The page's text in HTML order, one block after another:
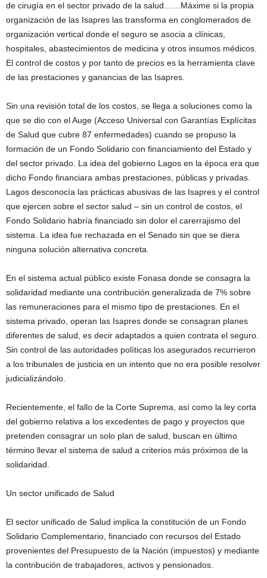
de cirugía en el sector privado de la salud……Máxime si la propia
organización de las Isapres las transforma en conglomerados de
organización vertical donde el seguro se asocia a clínicas,
hospitales, abastecimientos de medicina y otros insumos médicos.
El control de costos y por tanto de precios es la herramienta clave
de las prestaciones y ganancias de las Isapres.
Sin una revisión total de los costos, se llega a soluciones como la
que se dio con el Auge (Acceso Universal con Garantías Explícitas
de Salud que cubre 87 enfermedades) cuando se propuso la
formación de un Fondo Solidario con financiamiento del Estado y
del sector privado. La idea del gobierno Lagos en la época era que
dicho Fondo financiara ambas prestaciones, públicas y privadas.
Lagos desconocía las prácticas abusivas de las Isapres y el control
que ejercen sobre el sector salud – sin un control de costos, el
Fondo Solidario habría financiado sin dolor el carerrajismo del
sistema. La idea fue rechazada en el Senado sin que se diera
ninguna solución alternativa concreta.
En el sistema actual público existe Fonasa donde se consagra la
solidaridad mediante una contribución generalizada de 7% sobre
las remuneraciones para el mismo tipo de prestaciones. En el
sistema privado, operan las Isapres donde se consagran planes
diferentes de salud, es decir adaptados a quien contrata el seguro.
Sin control de las autoridades políticas los asegurados recurrieron
a los tribunales de justicia en un intento que no era posible resolver
judicializándolo.
Recientemente, el fallo de la Corte Suprema, así como la ley corta
del gobierno relativa a los excedentes de pago y proyectos que
pretenden consagrar un solo plan de salud, buscan en último
término llevar el sistema de salud a criterios más próximos de la
solidaridad.
Un sector unificado de Salud
El sector unificado de Salud implica la constitución de un Fondo
Solidario Complementario, financiado con recursos del Estado
provenientes del Presupuesto de la Nación (impuestos) y mediante
la contribución de trabajadores, activos y pensionados.